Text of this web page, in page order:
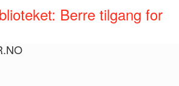
Berre tilgang for